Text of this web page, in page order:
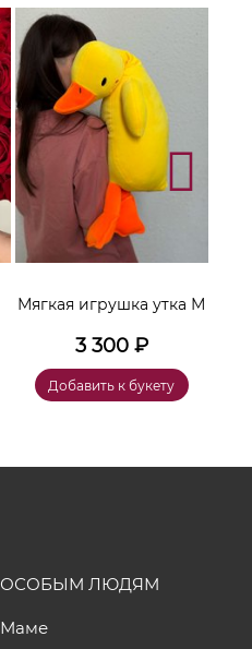
Мягкая игрушка утка М
3 300₽
Добавить к букету
ОСОБЫМ ЛЮДЯМ
Маме